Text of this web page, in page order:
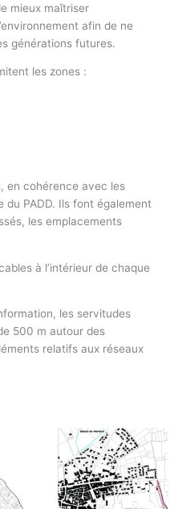
mieux maîtriser
afin de ne
générations futures.
les zones :
en cohérence avec les
PADD. Ils font également
les emplacements
à l’intérieur de chaque
les servitudes
500 m autour des
relatifs aux réseaux